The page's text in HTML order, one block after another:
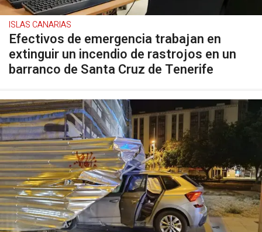
ISLAS CANARIAS
Efectivos de emergencia trabajan en
extinguir un incendio de rastrojos en un
barranco de Santa Cruz de Tenerife